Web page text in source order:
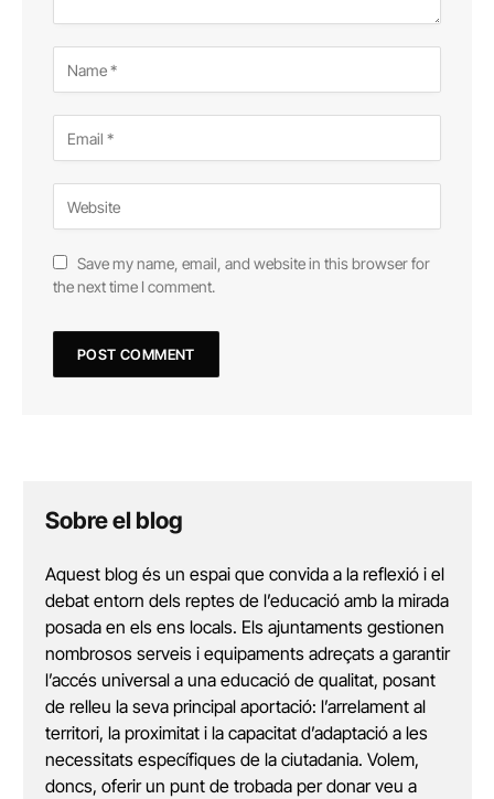
Save my name, email, and website in this browser for
the next time I comment.
Sobre el blog
Aquest blog és un espai que convida a la reflexió i el
debat entorn dels reptes de l’educació amb la mirada
posada en els ens locals. Els ajuntaments gestionen
nombrosos serveis i equipaments adreçats a garantir
l’accés universal a una educació de qualitat, posant
de relleu la seva principal aportació: l’arrelament al
territori, la proximitat i la capacitat d’adaptació a les
necessitats específiques de la ciutadania. Volem,
doncs, oferir un punt de trobada per donar veu a